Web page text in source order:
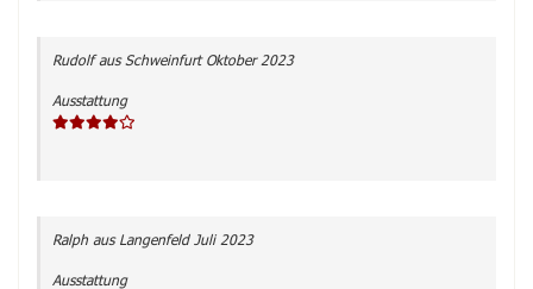
Rudolfaus Schweinfurt Oktober 2023
Ausstattung
Ralph aus Langenfeld Juli 2023
Ausstattung